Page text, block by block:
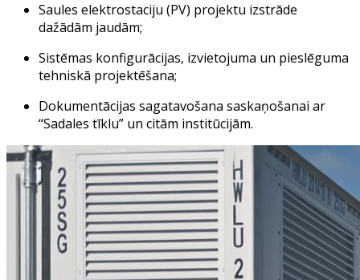
Saules elektrostaciju (PV) projektu izstrāde
dažādām jaudām;
Sistēmas konfigurācijas, izvietojuma un pieslēguma
tehniskā projektēšana;
Dokumentācijas sagatavošana saskaņošanai ar
“Sadales tīklu” un citām institūcijām.